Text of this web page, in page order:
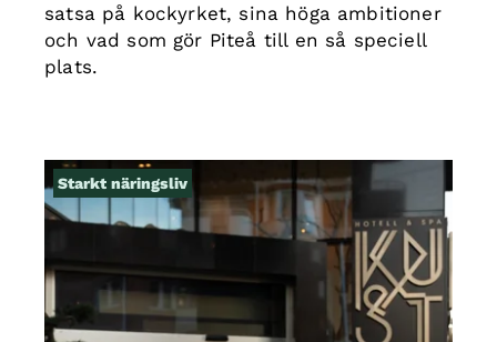
satsa på kockyrket, sina höga ambitioner
och vad som gör Piteå till en så speciell
plats.
Starkt näringsliv